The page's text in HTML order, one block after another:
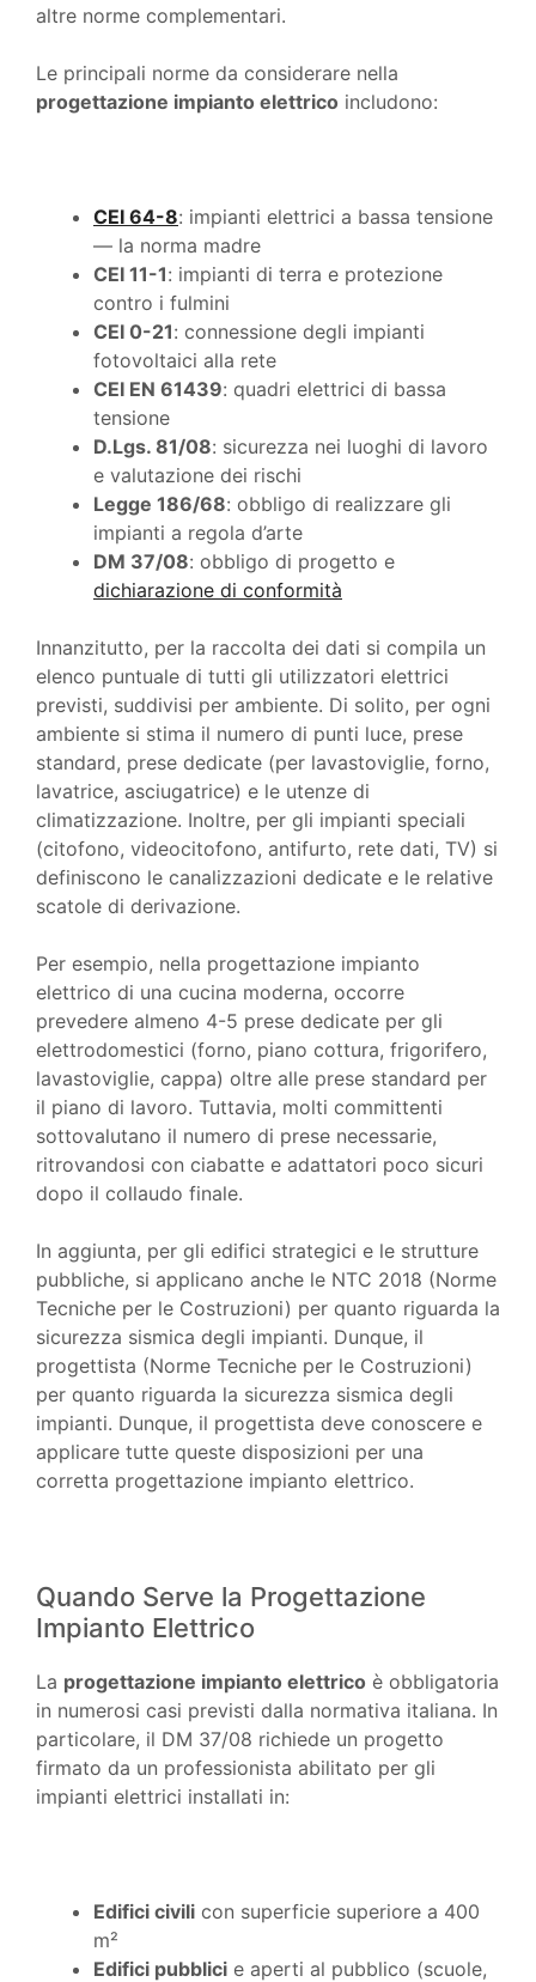
altre norme complementari.
Le principali norme da considerare nella
progettazione impianto elettrico includono:
CEI 64-8: impianti elettrici a bassa tensione
— la norma madre
CEI 11-1: impianti di terra e protezione
contro i fulmini
CEI 0-21: connessione degli impianti
fotovoltaici alla rete
CEI EN 61439: quadri elettrici di bassa
tensione
D.Lgs. 81/08: sicurezza nei luoghi di lavoro
e valutazione dei rischi
Legge 186/68: obbligo di realizzare gli
impianti a regola d’arte
DM 37/08: obbligo di progetto e
dichiarazione di conformità
Innanzitutto, per la raccolta dei dati si compila un
elenco puntuale di tutti gli utilizzatori elettrici
previsti, suddivisi per ambiente. Di solito, per ogni
ambiente si stima il numero di punti luce, prese
standard, prese dedicate (per lavastoviglie, forno,
lavatrice, asciugatrice) e le utenze di
climatizzazione. Inoltre, per gli impianti speciali
(citofono, videocitofono, antifurto, rete dati, TV) si
definiscono le canalizzazioni dedicate e le relative
scatole di derivazione.
Per esempio, nella progettazione impianto
elettrico di una cucina moderna, occorre
prevedere almeno 4-5 prese dedicate per gli
elettrodomestici (forno, piano cottura, frigorifero,
lavastoviglie, cappa) oltre alle prese standard per
il piano di lavoro. Tuttavia, molti committenti
sottovalutano il numero di prese necessarie,
ritrovandosi con ciabatte e adattatori poco sicuri
dopo il collaudo finale.
In aggiunta, per gli edifici strategici e le strutture
pubbliche, si applicano anche le NTC 2018 (Norme
Tecniche per le Costruzioni) per quanto riguarda la
sicurezza sismica degli impianti. Dunque, il
progettista (Norme Tecniche per le Costruzioni)
per quanto riguarda la sicurezza sismica degli
impianti. Dunque, il progettista deve conoscere e
applicare tutte queste disposizioni per una
corretta progettazione impianto elettrico.
Quando Serve la Progettazione
Impianto Elettrico
La progettazione impianto elettrico è obbligatoria
in numerosi casi previsti dalla normativa italiana. In
particolare, il DM 37/08 richiede un progetto
firmato da un professionista abilitato per gli
impianti elettrici installati in:
Edifici civili con superficie superiore a 400
m²
Edifici pubblici e aperti al pubblico (scuole,